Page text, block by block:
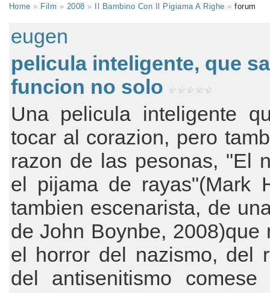
Home » Film » 2008 » Il Bambino Con Il Pigiama A Righe »forum
eugen
pelicula inteligente, que
funcion no solo
Una pelicula inteligente
tocar al corazion, pero
razon de las pesonas, "El
el pijama de rayas"(Mark
tambien escenarista, de
de John Boynbe, 2008)que
el horror del nazismo, del
del antisenitismo comese